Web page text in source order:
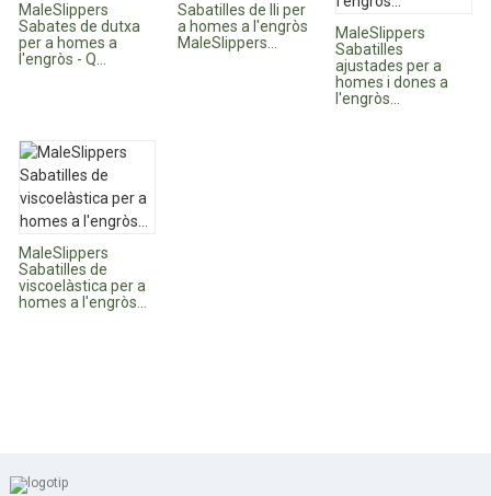
MaleSlippers
Sabates de dutxa
per a homes a
l'engròs - Q...
Sabatilles de lli per
a homes a l'engròs
MaleSlippers...
MaleSlippers
Sabatilles
ajustades per a
homes i dones a
l'engròs...
MaleSlippers
Sabatilles de
viscoelàstica per a
homes a l'engròs...